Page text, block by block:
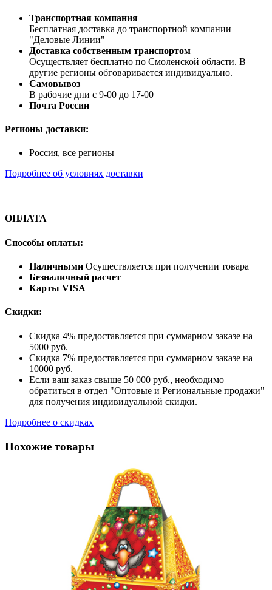
Транспортная компания
Бесплатная доставка до транспортной компании
"Деловые Линии"
Доставка собственным транспортом
Осуществляет бесплатно по Смоленской области. В
другие регионы обговаривается индивидуально.
Самовывоз
В рабочие дни с 9-00 до 17-00
Почта России
Регионы доставки:
Россия, все регионы
Подробнее об условиях доставки
ОПЛАТА
Способы оплаты:
Наличными Осуществляется при получении товара
Безналичный расчет
Карты VISA
Скидки:
Скидка 4% предоставляется при суммарном заказе на
5000 руб.
Скидка 7% предоставляется при суммарном заказе на
10000 руб.
Если ваш заказ свыше 50 000 руб., необходимо
обратиться в отдел "Оптовые и Региональные продажи"
для получения индивидуальной скидки.
Подробнее о скидках
Похожие товары